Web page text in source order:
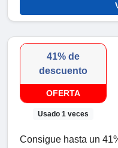
41% de
descuento
OFERTA
Usado 1 veces
Consigue hasta un